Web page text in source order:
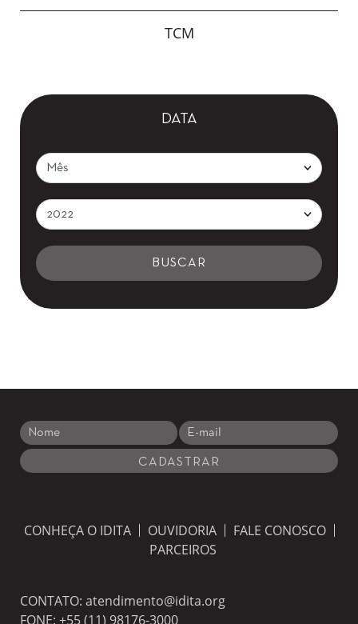
TCM
DATA
CONHEÇA O IDITA OUVIDORIA
FALE CONOSCO
PARCEIROS
CONTATO: atendimento@idita.org
FONE: +55 (11) 98176-3000